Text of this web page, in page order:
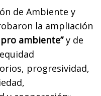
de Ambiente y
la ampliación
ambiente”y de
progresividad,